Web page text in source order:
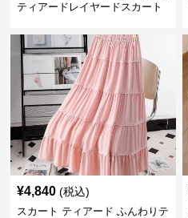
ティアードレイヤードスカート
¥4,840 (税込)
スカート ティアード ふんわりテ